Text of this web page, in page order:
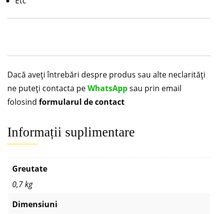
Dacă aveți întrebări despre produs sau alte neclarități
ne puteți contacta peWhatsAppsau prin email
folosind formularul de contact
Informații suplimentare
Greutate
0,7 kg
Dimensiuni